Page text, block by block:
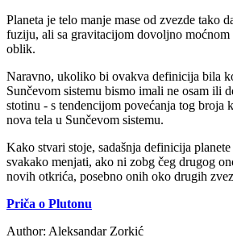
Planeta je telo manje mase od zvezde tako
fuziju, ali sa gravitacijom dovoljno
oblik.
Naravno, ukoliko bi ovakva definicija bila
Sunčevom sistemu bismo imali ne osam ili
stotinu - s tendencijom povećanja tog broja
nova tela u Sunčevom sistemu.
Kako stvari stoje, sadašnja definicija planete
svakako menjati, ako ni zobg čeg drugog
novih otkrića, posebno onih oko drugih
Priča o Plutonu
Author: Aleksandar Zorkić